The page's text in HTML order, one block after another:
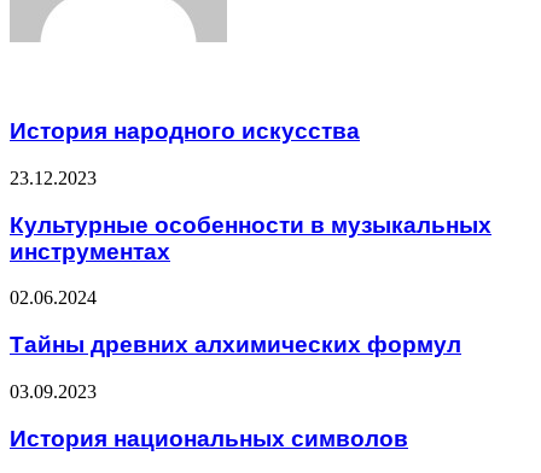
История народного искусства
23.12.2023
Культурные особенности в музыкальных
инструментах
02.06.2024
Тайны древних алхимических формул
03.09.2023
История национальных символов